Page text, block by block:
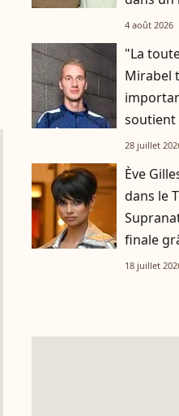
4 août 2026
"La
Mirabel
28 juillet
Ève
dans le
finale
18 juillet